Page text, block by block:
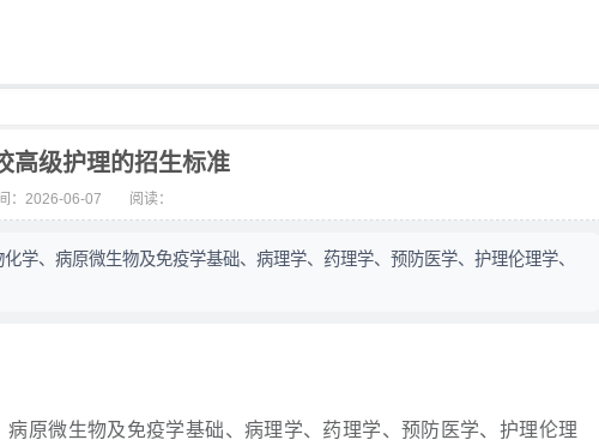
高级护理的招生标准
：2026-06-07 阅读：
学、病原微生物及免疫学基础、病理学、药理学、预防医学、护理伦理学、
原微生物及免疫学基础、病理学、药理学、预防医学、护理伦理